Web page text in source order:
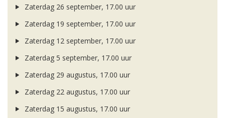
Zaterdag 26 september, 17.00 uur
Zaterdag 19 september, 17.00 uur
Zaterdag 12 september, 17.00 uur
Zaterdag 5 september, 17.00 uur
Zaterdag 29 augustus, 17.00 uur
Zaterdag 22 augustus, 17.00 uur
Zaterdag 15 augustus, 17.00 uur